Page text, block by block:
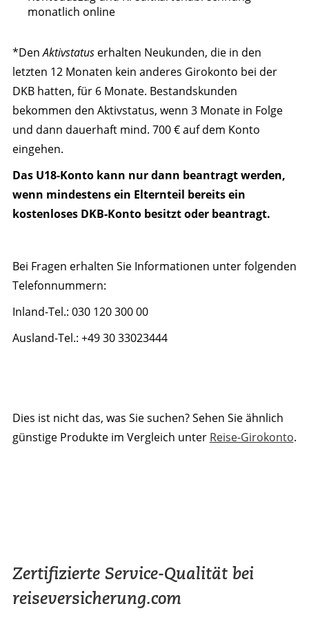
monatlich online
*DenAktivstatuserhalten Neukunden, die in den
letzten 12 Monaten kein anderes Girokonto bei der
DKB hatten, für 6 Monate. Bestandskunden
bekommen den Aktivstatus, wenn 3 Monate in Folge
und dann dauerhaft mind. 700 € auf dem Konto
eingehen.
Das U18-Konto kann nur dann beantragt werden,
wenn mindestens ein Elternteil bereits ein
kostenloses DKB-Konto besitzt oder beantragt.
Bei Fragen erhalten Sie Informationen unter folgenden
Telefonnummern:
Inland-Tel.: 030 120 300 00
Ausland-Tel.: +49 30 33023444
Dies ist nicht das, was Sie suchen? Sehen Sie ähnlich
günstige Produkte im Vergleich unter Reise-Girokonto.
Zertifizierte Service-Qualität bei
reiseversicherung.com